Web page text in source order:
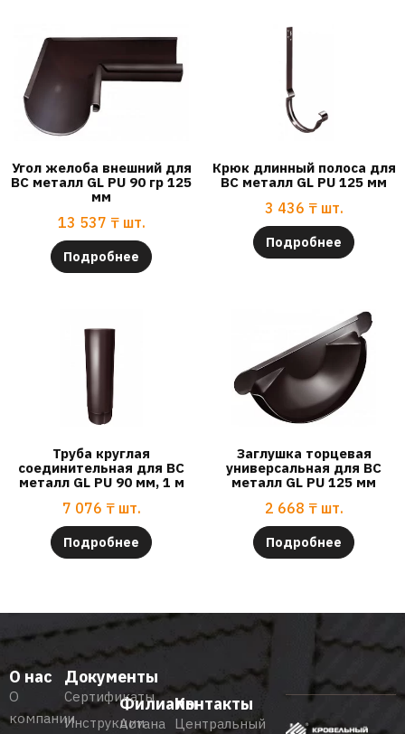
Угол желоба внешний для
ВС металл GL PU 90 гр 125
мм
13 537 ₸ шт.
Подробнее
Крюк длинный полоса для
ВС металл GL PU 125 мм
3 436 ₸ шт.
Подробнее
Труба круглая
соединительная для ВС
металл GL PU 90 мм, 1 м
7 076 ₸ шт.
Подробнее
Заглушка торцевая
универсальная для ВС
металл GL PU 125 мм
2 668 ₸ шт.
Подробнее
О нас
О
компании
Документы
Сертификаты
Инструкции
Филиалы
Астана
Контакты
Центральный